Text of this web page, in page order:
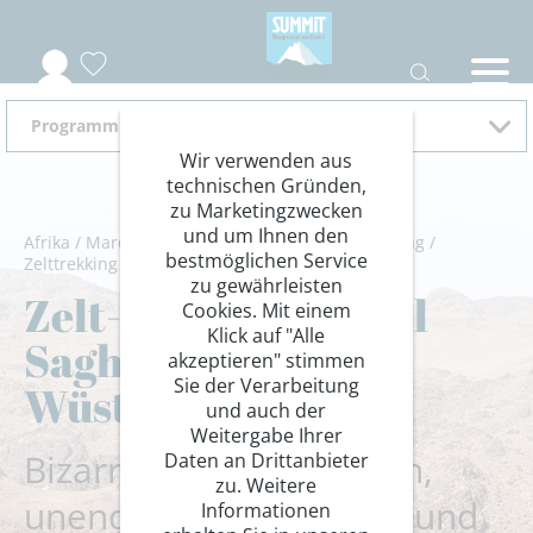
Programm 2027
Afrika / Marokko Hoher Atlas/Wandern/Trekking /
Zelttrekking
Zelt-Trekking Jebel
Saghro und
Wüstenfeeling
Bizarre Felsformationen,
unendliche Sanddünen und
Wir verwenden aus
technischen Gründen,
zu Marketingzwecken
und um Ihnen den
bestmöglichen Service
zu gewährleisten
Cookies. Mit einem
Klick auf "Alle
akzeptieren" stimmen
Sie der Verarbeitung
und auch der
Weitergabe Ihrer
Daten an Drittanbieter
zu. Weitere
Informationen